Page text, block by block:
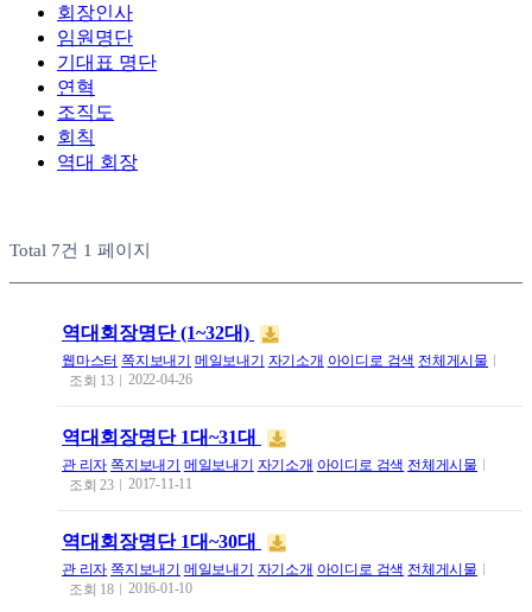
회장인사
임원명단
기대표 명단
연혁
조직도
회칙
역대 회장
Total 7건 1 페이지
역대회장명단 (1~32대)
웹마스터 쪽지보내기 메일보내기 자기소개 아이디로 검색 전체게시물
조회 13 2022-04-26
역대회장명단 1대~31대
관 리자 쪽지보내기 메일보내기 자기소개 아이디로 검색 전체게시물
조회23 2017-11-11
역대회장명단 1대~30대
관 리자 쪽지보내기 메일보내기 자기소개 아이디로 검색 전체게시물
조회 18 2016-01-10